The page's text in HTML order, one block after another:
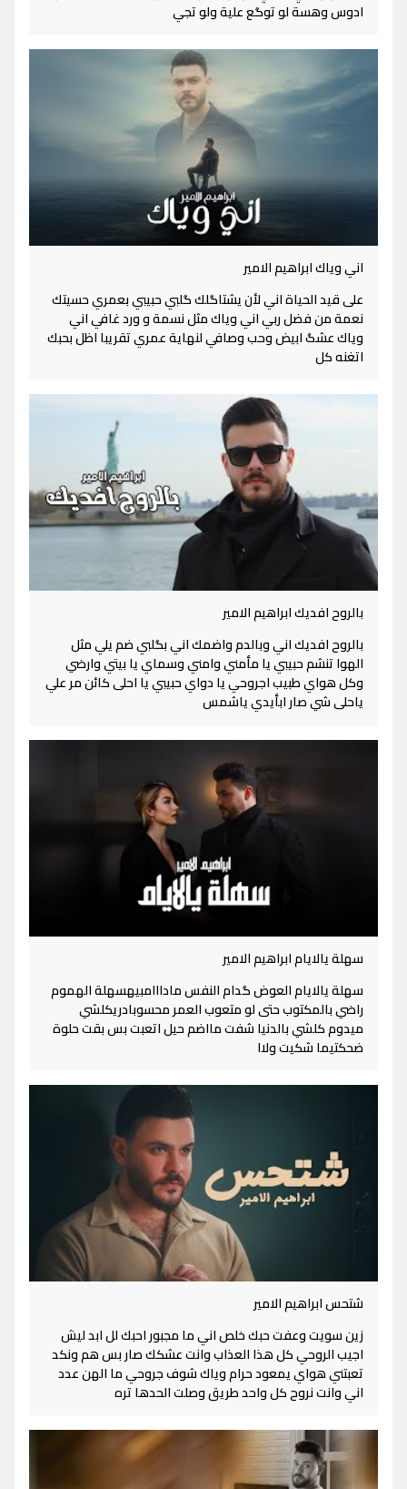
ادوس وهسة لو توگع علية ولو تجي
اني وياك ابراهيم الامير
على قيد الحياة اني لأن يشتاگلك گلبي حبيبي بعمري حسيتك
نعمة من فضل ربي اني وياك مثل نسمة و ورد غافي اني
وياك عشگ ابيض وحب وصافي لنهاية عمري تقريبا اظل بحبك
اتغنه كل
بالروح افديك ابراهيم الامير
بالروح افديك اني وبالدم واضمك اني بگلبي ضم يلي مثل
الهوا تنشم حبيبي يا مأمني وامني وسماي يا بيتي وارضي
وكل هواي طبيب اجروحي يا دواي حبيبي يا احلى كائن مر علي
ياحلى شي صار ابأيدي ياشمس
سهلة يالايام ابراهيم الامير
سهلة يالايام العوض گدام النفس مادااامبيهسهلة الهموم
راضي بالمكتوب حتى لو متعوب العمر محسوبادريكلشي
ميدوم كلشي بالدنيا شفت مااضم حيل اتعبت بس بقت حلوة
ضحكتيما شكيت ولاا
شتحس ابراهيم الامير
زين سويت وعفت حبك خلص اني ما مجبور احبك لل ابد ليش
اجيب الروحي كل هذا العذاب وانت عشكك صار بس هم ونكد
تعبتني هواي يمعود حرام وياك شوف جروحي ما الهن عدد
اني وانت نروح كل واحد طريق وصلت الحدها تره